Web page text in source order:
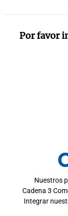
Por favor
Nuestros
Cadena 3
Integrar